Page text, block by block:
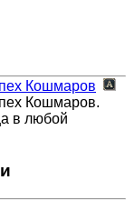
Кошмаров
Кошмаров.
в любой